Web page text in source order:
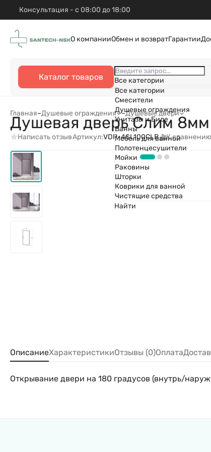
Консультация - с 08:00 до 18:00
О компанииОбмен и возвратГарантии
Каталог товаров
Все категории
Все категории
Смесители
Душевые ограждения
Унитазы и Биде
Ванны
Мебель для ванной
Полотенцесушители
Мойки
Раковины
Шторки
Коврики для ванной
Чистящие средства
Найти
Главная–Душевые ограждения –Душевые двери
Душевая дверь Слим 8мм
Написать отзывАртикул:VDP-4SL100CLB К сравнению
ОписаниеХарактеристикиОтзывы (0)Оплата
Открывание двери на 180 градусов (внутрь/